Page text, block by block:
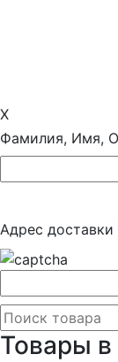
X
Фамилия, Имя,
Адрес доставки
Товары в